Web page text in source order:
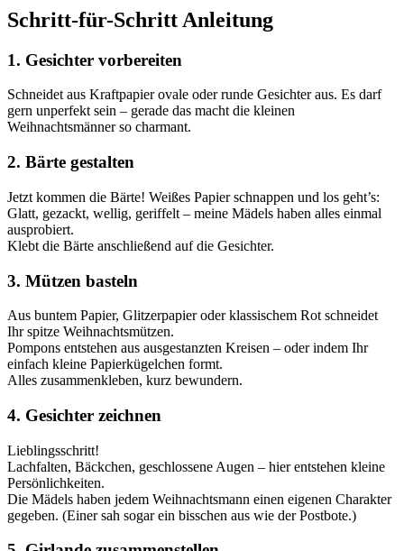
Schritt-für-Schritt Anleitung
1. Gesichter vorbereiten
Schneidet aus Kraftpapier ovale oder runde Gesichter aus. Es darf
gern unperfekt sein – gerade das macht die kleinen
Weihnachtsmänner so charmant.
2. Bärte gestalten
Jetzt kommen die Bärte! Weißes Papier schnappen und los geht’s:
Glatt, gezackt, wellig, geriffelt – meine Mädels haben alles einmal
ausprobiert.
Klebt die Bärte anschließend auf die Gesichter.
3. Mützen basteln
Aus buntem Papier, Glitzerpapier oder klassischem Rot schneidet
Ihr spitze Weihnachtsmützen.
Pompons entstehen aus ausgestanzten Kreisen – oder indem Ihr
einfach kleine Papierkügelchen formt.
Alles zusammenkleben, kurz bewundern.
4. Gesichter zeichnen
Lieblingsschritt!
Lachfalten, Bäckchen, geschlossene Augen – hier entstehen kleine
Persönlichkeiten.
Die Mädels haben jedem Weihnachtsmann einen eigenen Charakter
gegeben. (Einer sah sogar ein bisschen aus wie der Postbote.)